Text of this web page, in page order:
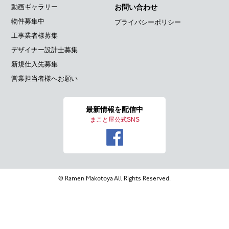
動画ギャラリー
物件募集中
工事業者様募集
デザイナー設計士募集
新規仕入先募集
営業担当者様へお願い
お問い合わせ
プライバシーポリシー
最新情報を配信中
まこと屋公式SNS
© Ramen Makotoya All Rights Reserved.